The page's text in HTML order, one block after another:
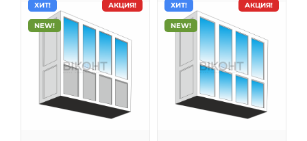
Французские балконы
в Тернополь
АКЦИЯ!
ХИТ!
NEW!
АКЦИЯ!
ХИТ!
NEW!